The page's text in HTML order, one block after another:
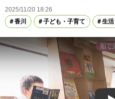
2025/11/20 18:26
香川
子ども・子育て 生